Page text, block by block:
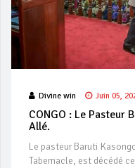
Divine win Juin 05,
CONGO : Le Pasteur
Allé.
Le pasteur Baruti
Tabernacle, est décédé